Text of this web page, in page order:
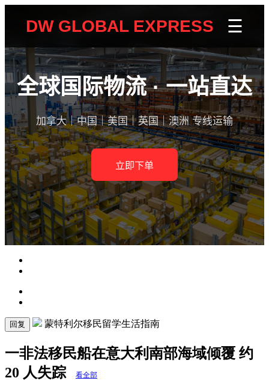
回复 蒙特利尔移民留学生活指南
一非法移民船在意大利南部海域倾覆 约
20 人失踪
看全部